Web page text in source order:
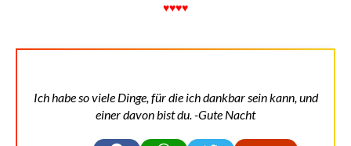
♥♥♥♥
Ich habe so viele Dinge, für die ich dankbar sein kann, und
einer davon bist du. -Gute Nacht